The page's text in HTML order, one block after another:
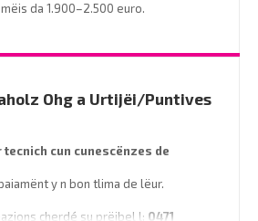
da 1.900–2.500 euro.
Ohg a Urtijëi/Puntives
cun cunescënzes de
y n bon tlima de lëur.
cherdé su prëibel l: 0471